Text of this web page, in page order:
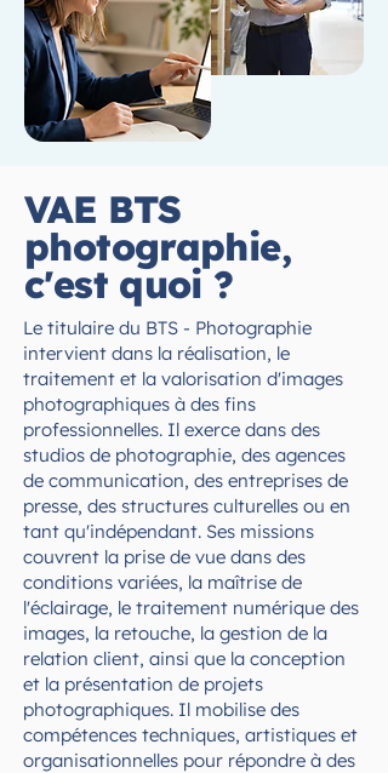
VAE BTS
photographie,
c'est quoi ?
Le titulaire du BTS - Photographie
intervient dans la réalisation, le
traitement et la valorisation d'images
photographiques à des fins
professionnelles. Il exerce dans des
studios de photographie, des agences
de communication, des entreprises de
presse, des structures culturelles ou en
tant qu'indépendant. Ses missions
couvrent la prise de vue dans des
conditions variées, la maîtrise de
l'éclairage, le traitement numérique des
images, la retouche, la gestion de la
relation client, ainsi que la conception
et la présentation de projets
photographiques. Il mobilise des
compétences techniques, artistiques et
organisationnelles pour répondre à des